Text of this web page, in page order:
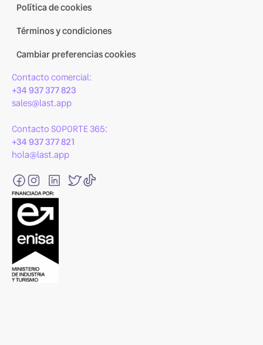
Política de cookies
Términos y condiciones
Cambiar preferencias cookies
Contacto comercial:
+34 937 377 823
sales@last.app
Contacto SOPORTE 365:
+34 937 377 821
hola@last.app